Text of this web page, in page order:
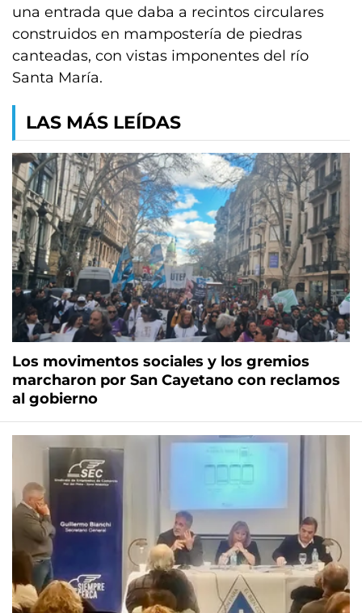
una entrada que daba a recintos circulares
construidos en mampostería de piedras
canteadas, con vistas imponentes del río
Santa María.
LAS MÁS LEÍDAS
Los movimentos sociales y los gremios
marcharon por San Cayetano con reclamos
al gobierno